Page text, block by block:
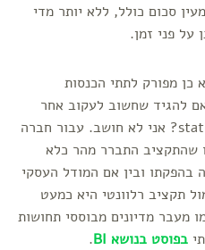
סכום כולל, ללא יותר מדי
על פני זמן.
מפורק לתתי הכנסות
להגיד שחשוב לעקוב אחר
התקציב הוא stating the obvious? אני לא חושב. עבור חברה
שהתקציב התברר מהר כלא
בהפקתו ובין אם המודל העסקי
תקציב רלוונטי היא כמעט
מעבר מדיונים מבוססי תחושות
בפוסט בנושא BI .